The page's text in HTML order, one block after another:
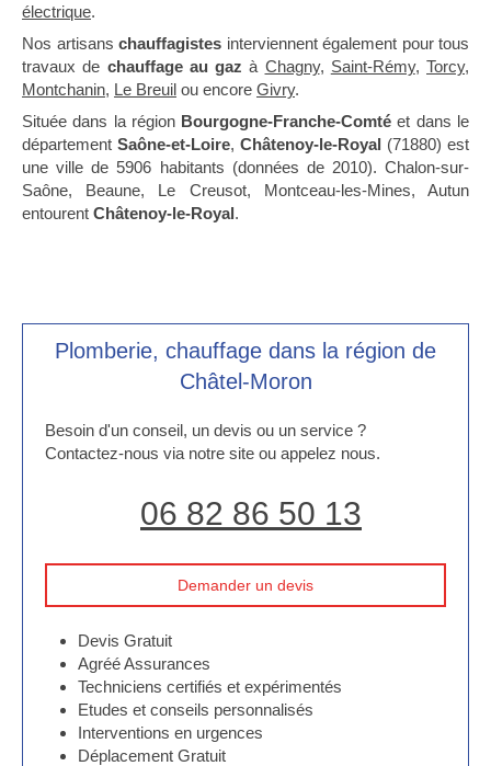
électrique.
Nos artisans chauffagistes interviennent également pour tous
travaux de chauffage au gaz à Chagny, Saint-Rémy, Torcy,
Montchanin, Le Breuil ou encore Givry.
Située dans la région Bourgogne-Franche-Comté et dans le
département Saône-et-Loire, Châtenoy-le-Royal (71880) est
une ville de 5906 habitants (données de 2010). Chalon-sur-
Saône, Beaune, Le Creusot, Montceau-les-Mines, Autun
entourent Châtenoy-le-Royal.
Plomberie, chauffage dans la région de
Châtel-Moron
Besoin d'un conseil, un devis ou un service ?
Contactez-nous via notre site ou appelez nous.
06 82 86 50 13
Demander un devis
Devis Gratuit
Agréé Assurances
Techniciens certifiés et expérimentés
Etudes et conseils personnalisés
Interventions en urgences
Déplacement Gratuit